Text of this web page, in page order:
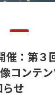
催：第３
コンテ
せ